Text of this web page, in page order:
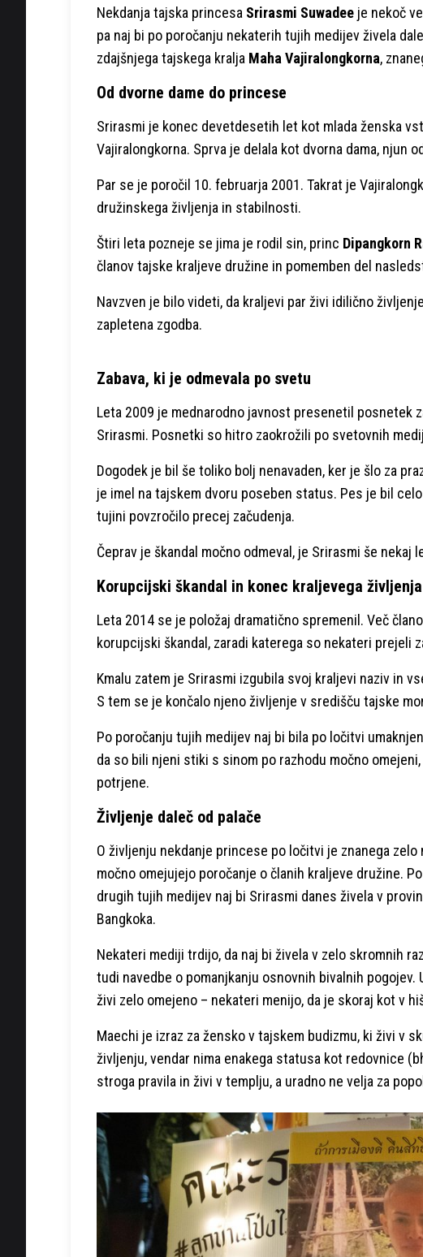
Nekdanja tajska princesa Srirasmi Suwadee je nekoč
pa naj bi po poročanju nekaterih tujih medijev živela
zdajšnjega tajskega kralja Maha Vajiralongkorna,
Od dvorne dame do princese
Srirasmi je konec devetdesetih let kot mlada ženska
Vajiralongkorna. Sprva je delala kot dvorna dama, njun
Par se je poročil 10. februarja 2001. Takrat je
družinskega življenja in stabilnosti.
Štiri leta pozneje se jima je rodil sin, princ Dipangkorn
članov tajske kraljeve družine in pomemben del
Navzven je bilo videti, da kraljevi par živi idilično
zapletena zgodba.
Zabava, ki je odmevala po svetu
Leta 2009 je mednarodno javnost presenetil posnetek
Srirasmi. Posnetki so hitro zaokrožili po svetovnih
Dogodek je bil še toliko bolj nenavaden, ker je šlo za
je imel na tajskem dvoru poseben status. Pes je bil
tujini povzročilo precej začudenja.
Čeprav je škandal močno odmeval, je Srirasmi še nekaj
Korupcijski škandal in konec kraljevega življenja
Leta 2014 se je položaj dramatično spremenil. Več
korupcijski škandal, zaradi katerega so nekateri prejeli
Kmalu zatem je Srirasmi izgubila svoj kraljevi naziv in
S tem se je končalo njeno življenje v središču tajske
Po poročanju tujih medijev naj bi bila po ločitvi
da so bili njeni stiki s sinom po razhodu močno
potrjene.
Življenje daleč od palače
O življenju nekdanje princese po ločitvi je znanega
močno omejujejo poročanje o članih kraljeve družine.
drugih tujih medijev naj bi Srirasmi danes živela v
Bangkoka.
Nekateri mediji trdijo, da naj bi živela v zelo skromnih
tudi navedbe o pomanjkanju osnovnih bivalnih
živi zelo omejeno – nekateri menijo, da je skoraj kot v
Maechi je izraz za žensko v tajskem budizmu, ki živi v
življenju, vendar nima enakega statusa kot redovnice
stroga pravila in živi v templju, a uradno ne velja za